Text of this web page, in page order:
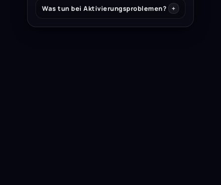
Was tun bei Aktivierungsproblemen?